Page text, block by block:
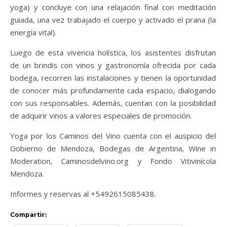
yoga) y concluye con una relajación final con meditación
guiada, una vez trabajado el cuerpo y activado el prana (la
energía vital).
Luego de esta vivencia holística, los asistentes disfrutan
de un brindis con vinos y gastronomía ofrecida por cada
bodega, recorren las instalaciones y tienen la oportunidad
de conocer más profundamente cada espacio, dialogando
con sus responsables. Además, cuentan con la posibilidad
de adquirir vinos a valores especiales de promoción.
Yoga por los Caminos del Vino cuenta con el auspicio del
Gobierno de Mendoza, Bodegas de Argentina, Wine in
Moderation, Caminosdelvino.org y Fondo Vitivinícola
Mendoza.
Informes y reservas al +5492615085438.
Compartir: